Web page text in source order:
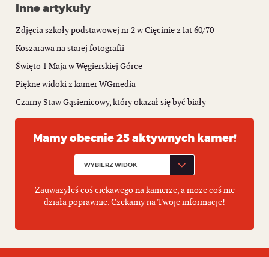
Inne artykuły
Zdjęcia szkoły podstawowej nr 2 w Cięcinie z lat 60/70
Koszarawa na starej fotografii
Święto 1 Maja w Węgierskiej Górce
Piękne widoki z kamer WGmedia
Czarny Staw Gąsienicowy, który okazał się być biały
Mamy obecnie 25 aktywnych kamer!
Zauważyłeś coś ciekawego na kamerze, a może coś nie
działa poprawnie. Czekamy na Twoje informacje!